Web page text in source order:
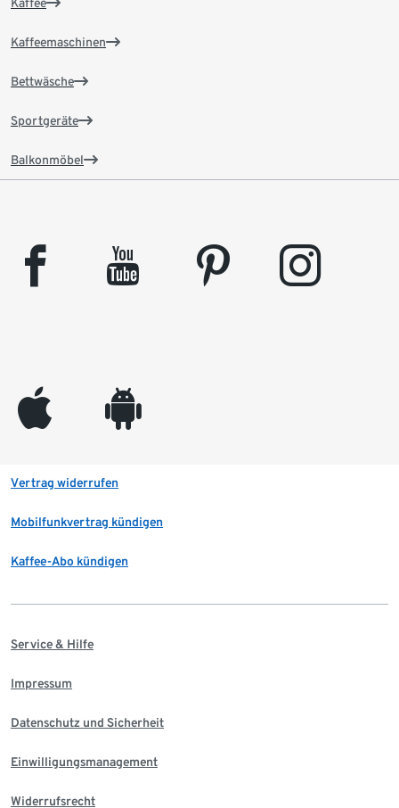
Kaffee
Kaffeemaschinen
Bettwäsche
Sportgeräte
Balkonmöbel
facebook youtube pinterest instagram
appleinc android
Vertrag widerrufen
Mobilfunkvertrag kündigen
Kaffee-Abo kündigen
Service & Hilfe
Impressum
Datenschutz und Sicherheit
Einwilligungsmanagement
Widerrufsrecht